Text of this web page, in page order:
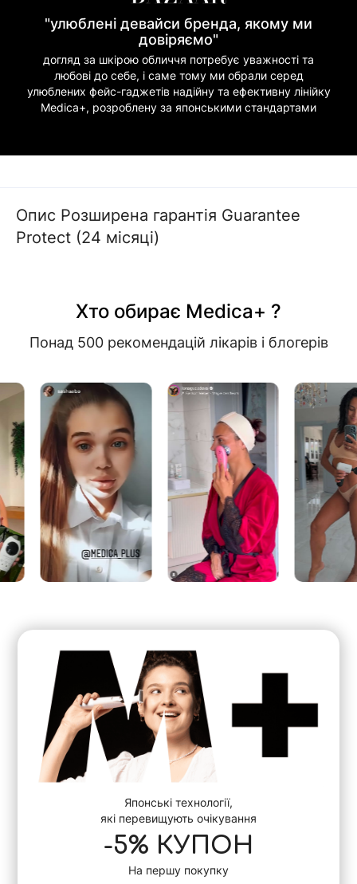
"улюблені девайси бренда, якому ми
довіряємо"
догляд за шкірою обличчя потребує уважності та
любові до себе, і саме тому ми обрали серед
улюблених фейс-гаджетів надійну та ефективну лінійку
Medica+, розроблену за японськими стандартами
Опис Розширена гарантія Guarantee
Protect (24 місяці)
Хто обирає Medica+ ?
Понад 500 рекомендацій лікарів і блогерів
Японські технології,
які перевищують очікування
-5% КУПОН
На першу покупку